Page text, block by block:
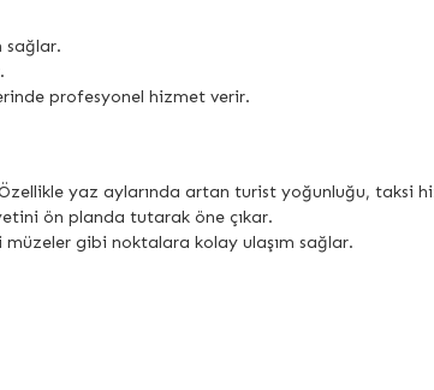
sağlar.
profesyonel hizmet verir.
yaz aylarında artan turist yoğunluğu, taksi
ön planda tutarak öne çıkar.
gibi noktalara kolay ulaşım sağlar.